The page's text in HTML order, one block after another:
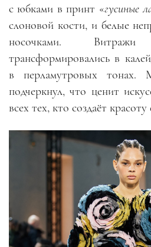
с юбками в принт «гусиные
слоновой кости, и белые
носочками.
трансформировались в
в перламутровых
подчеркнул, что ценит
всех тех, кто создаёт